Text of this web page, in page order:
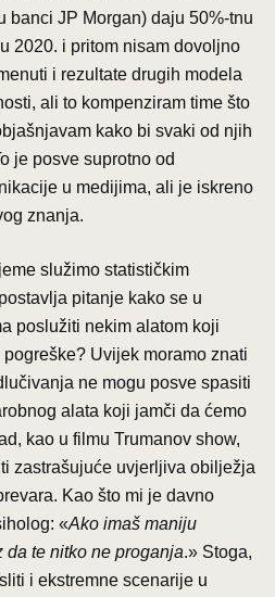
banci JP Morgan) daju 50%-tnu
2020. i pritom nisam dovoljno
i rezultate drugih modela
ali to kompenziram time što
kako bi svaki od njih
je posve suprotno od
u medijima, ali je iskreno
znanja.
služimo statističkim
pitanje kako se u
poslužiti nekim alatom koji
Uvijek moramo znati
ne mogu posve spasiti
alata koji jamči da ćemo
kao u filmu Trumanov show,
zastrašujuće uvjerljiva obilježja
Kao što mi je davno
«Ako imaš maniju
te nitko ne proganja.» Stoga,
i ekstremne scenarije u